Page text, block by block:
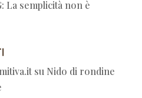
La semplicità non è
su Nido di rondine